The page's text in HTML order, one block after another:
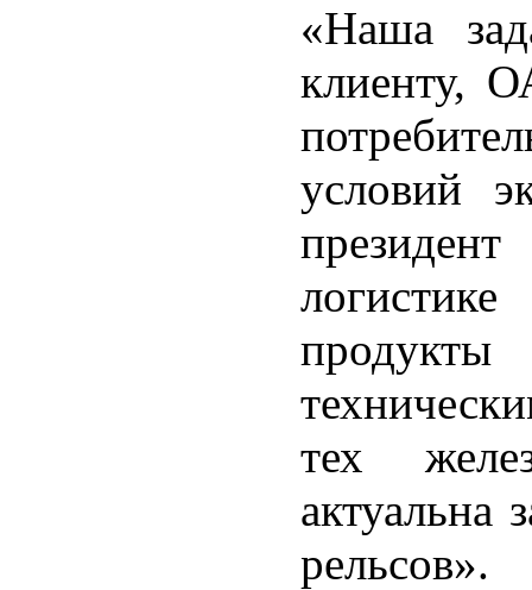
«Наша
клиенту,
условий
тех
актуальна
рельсов».